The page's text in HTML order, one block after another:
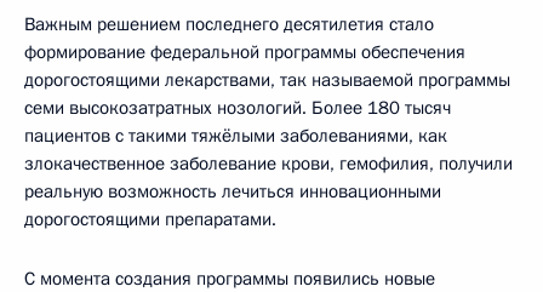
Важным решением последнего десятилетия стало
формирование федеральной программы обеспечения
дорогостоящими лекарствами, так называемой программы
семи высокозатратных нозологий. Более 180 тысяч
пациентов с такими тяжёлыми заболеваниями, как
злокачественное заболевание крови, гемофилия, получили
реальную возможность лечиться инновационными
дорогостоящими препаратами.
С момента создания программы появились новые